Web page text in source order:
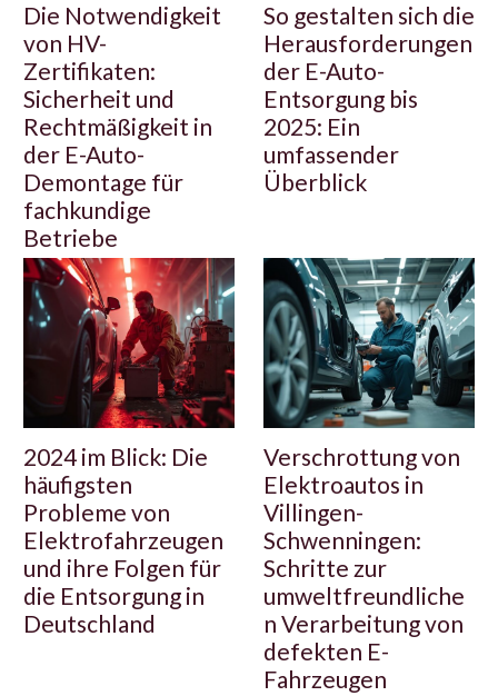
Die Notwendigkeit
von HV-
Zertifikaten:
Sicherheit und
Rechtmäßigkeit in
der E-Auto-
Demontage für
fachkundige
Betriebe
So gestalten sich die
Herausforderungen
der E-Auto-
Entsorgung bis
2025: Ein
umfassender
Überblick
2024 im Blick: Die
häufigsten
Probleme von
Elektrofahrzeugen
und ihre Folgen für
die Entsorgung in
Deutschland
Verschrottung von
Elektroautos in
Villingen-
Schwenningen:
Schritte zur
umweltfreundliche
n Verarbeitung von
defekten E-
Fahrzeugen